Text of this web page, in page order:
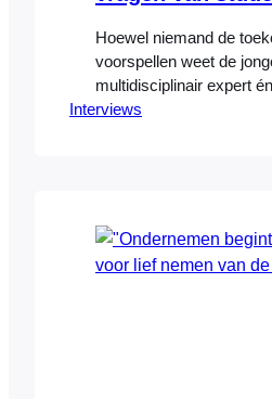
Hoewel niemand de
voorspellen weet de
multidisciplinair expert
gast in de media Danny
alleskunner. Succesvol
adviseur voor non-
media-expert en ga zo
Interviews